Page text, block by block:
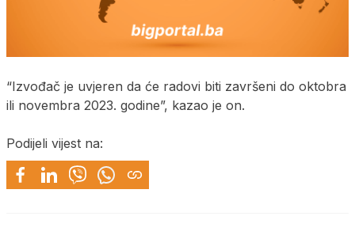
“Izvođač je uvjeren da će radovi biti završeni do oktobra
ili novembra 2023. godine”, kazao je on.
Podijeli vijest na: